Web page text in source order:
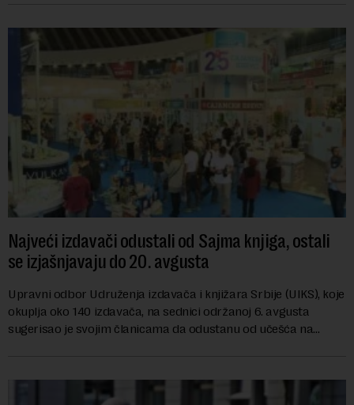
Najveći izdavači odustali od Sajma knjiga, ostali
se izjašnjavaju do 20. avgusta
Upravni odbor Udruženja izdavača i knjižara Srbije (UIKS), koje
okuplja oko 140 izdavača, na sednici održanoj 6. avgusta
sugerisao je svojim članicama da odustanu od učešća na